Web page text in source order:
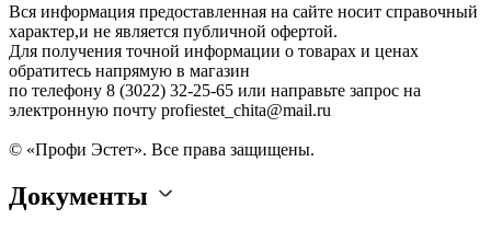
Вся информация предоставленная на сайте носит справочный
характер,и не является публичной офертой.
Для получения точной информации о товарах и ценах
обратитесь напрямую в магазин
по телефону 8 (3022) 32-25-65 или направьте запрос на
электронную почту profiestet_chita@mail.ru
© «Профи Эстет». Все права защищены.
Документы